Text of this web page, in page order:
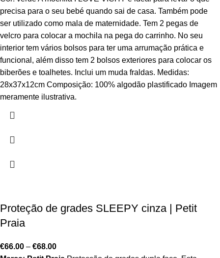
precisa para o seu bebé quando sai de casa. Também pode
ser utilizado como mala de maternidade. Tem 2 pegas de
velcro para colocar a mochila na pega do carrinho. No seu
interior tem vários bolsos para ter uma arrumação prática e
funcional, além disso tem 2 bolsos exteriores para colocar os
biberões e toalhetes. Inclui um muda fraldas. Medidas:
28x37x12cm Composição: 100% algodão plastificado Imagem
meramente ilustrativa.
Proteção de grades SLEEPY cinza | Petit
Praia
€66.00 – €68.00